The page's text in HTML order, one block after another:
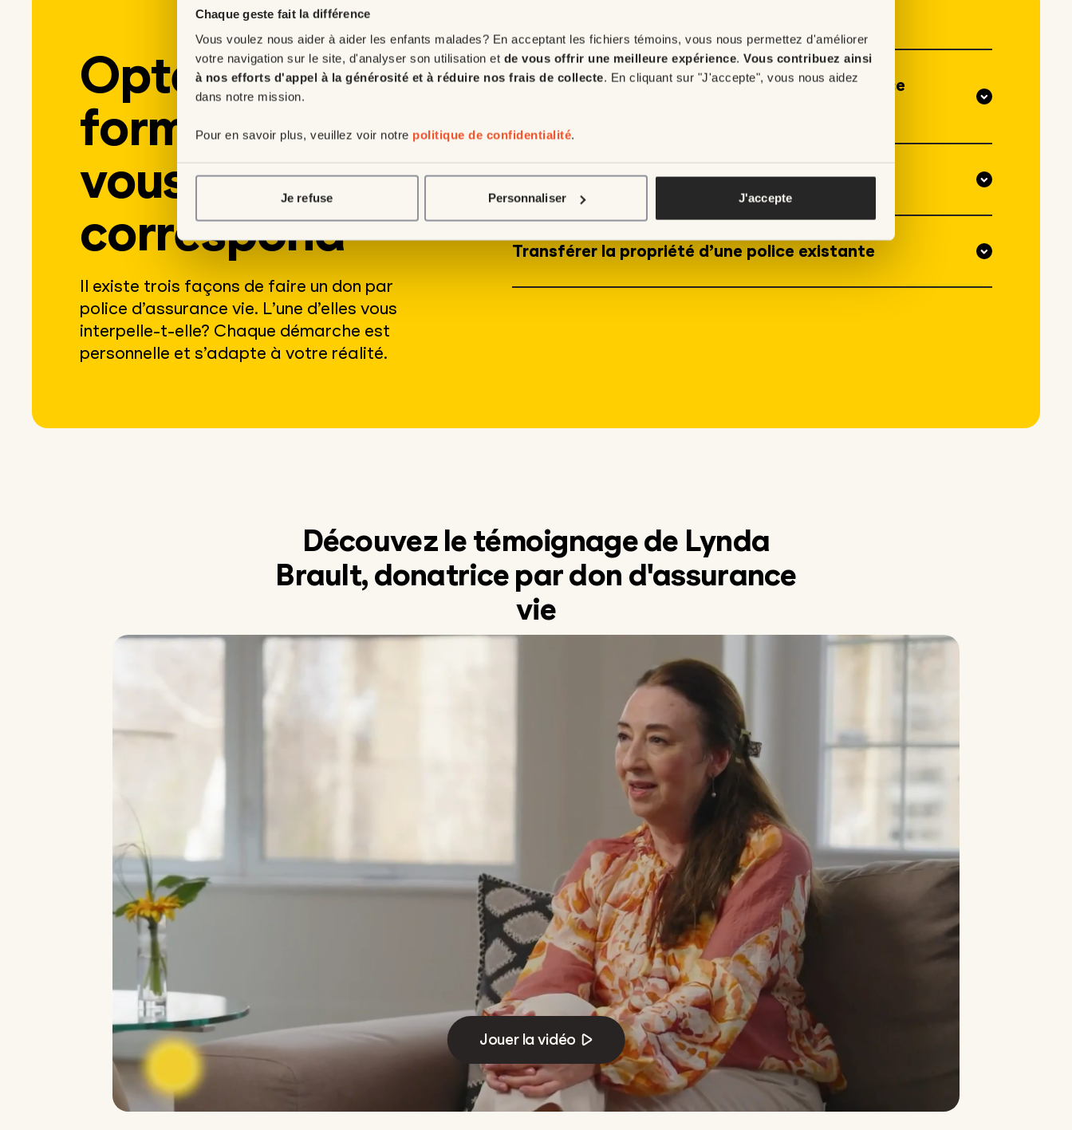
Chaque geste fait la différence
Vous voulez nous aider à aider les enfants malades? En acceptant les fichiers témoins, vous nous permettez d'améliorer
votre navigation sur le site, d'analyser son utilisation et de vous offrir une meilleure expérience. Vous contribuez ainsi
à nos efforts d'appel à la générosité et à réduire nos frais de collecte. En cliquant sur "J'accepte", vous nous aidez
dans notre mission.
Pour en savoir plus, veuillez voir notre politique de confidentialité.
Je refuse Personnaliser J'accepte
Optez pour la
formule qui
vous
correspond
Il existe trois façons de faire un don par
police d’assurance vie. L’une d’elles vous
interpelle-t-elle? Chaque démarche est
personnelle et s’adapte à votre réalité.
Nommer Enfant Soleil bénéficiaire de votre police
Souscrire une nouvelle police aux fins de dons
Transférer la propriété d’une police existante
Découvez le témoignage de Lynda
Brault, donatrice par don d'assurance
vie
Jouer la vidéo